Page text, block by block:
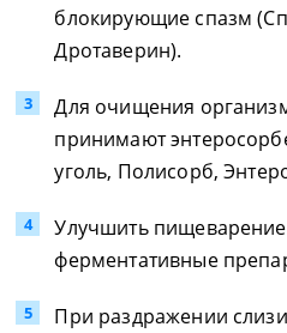
блокирующие спазм
Дротаверин).
Для очищения
принимают
уголь, Полисорб,
Улучшить
ферментативные
При раздражении